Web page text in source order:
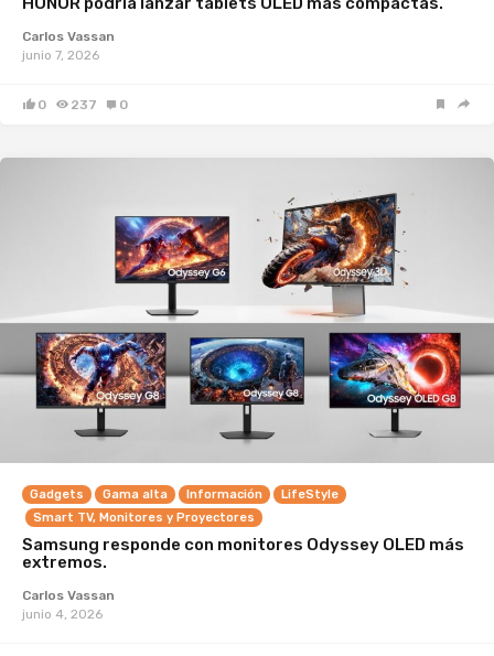
Carlos Vassan
junio 7, 2026
0 237 0
Gadgets Gama alta Información
LifeStyle
Smart TV, Monitores y Proyectores
Samsung responde con monitores Odyssey OLED más
extremos.
Carlos Vassan
junio 4, 2026